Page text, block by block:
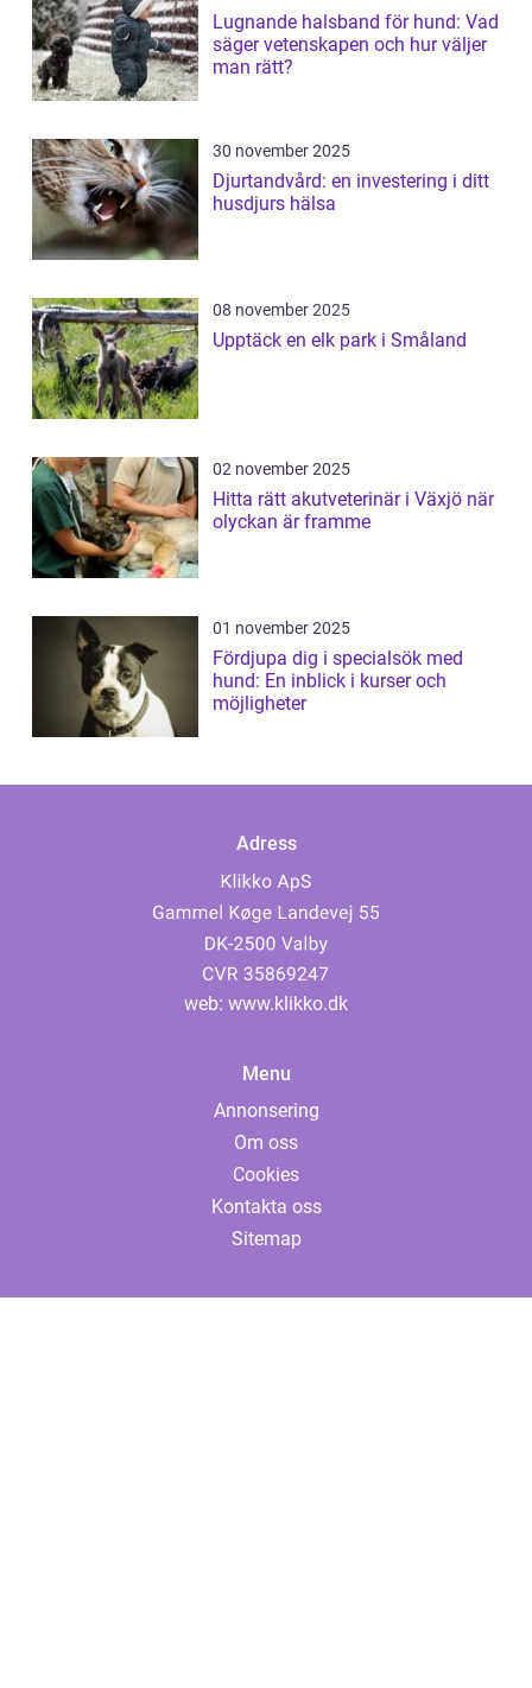
Lugnande halsband för hund: Vad
säger vetenskapen och hur väljer
man rätt?
30 november 2025
Djurtandvård: en investering i ditt
husdjurs hälsa
08 november 2025
Upptäck en elk park i Småland
02 november 2025
Hitta rätt akutveterinär i Växjö när
olyckan är framme
01 november 2025
Fördjupa dig i specialsök med
hund: En inblick i kurser och
möjligheter
Adress
web: www.klikko.dk
Menu
Annonsering
Om oss
Cookies
Kontakta oss
Sitemap